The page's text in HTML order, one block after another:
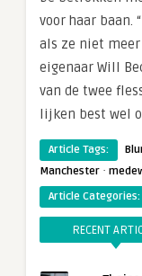
voor haar baan.
als ze niet meer
eigenaar Will
van de twee
lijken best wel
Article Tags:
Manchester ·
Article Categories:
RECENT